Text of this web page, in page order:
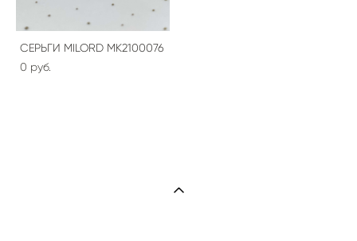
СЕРЬГИ MILORD МК2100076
0 pуб.